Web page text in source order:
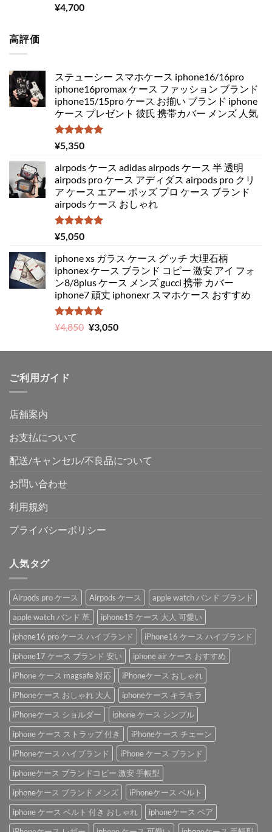
5段階中
5.00
¥4,700
高評価
ステューシー スマホケース iphone16/16pro
iphone16promax ケース ファッション ブランド
iphone15/15pro ケース お揃い ブランド iphone
ケース プレゼント 彼氏 携帯カバー メンズ 人気
5段階中
5.00
¥5,350
airpods ケース adidas airpods ケース 半 透明
airpods pro ケース アディダス airpods pro クリ
ア ケース エアー ポッズ プロ ケース ブランド
airpods ケース おしゃれ
5段階中
5.00
¥5,050
iphone xs ガラス ケース グッチ 大理石柄
iphonex ケース ブランド コピー 激安 アイ フォ
ン8/8plus ケース メンズ gucci 携帯 カバー
iphone7 頑丈 iphonexr スマホケース おすすめ
5段階中
5.00
の評価
¥4,850 元
価
¥3,050現
の
ご利用ガイド
店舗案内
お支払について
配送/キャンセル/不良品について
お問い合わせ
利用規約
プライバシーポリシー
人気タグ
Airpods pro ケース Airpods ケース
apple watch バンド ブランド
apple watch バンド 革
iphone15 ケース 大人 可愛い
iphone16 pro ケース ハイブランド
iPhone16 ケース ハイブランド
iphone17 ケース ブランド 安い
iphone air ケース おすすめ
iPhone ケース magsafe 対応
iPhoneケース おしゃれ
iPhoneケース おしゃれ 大人
iphoneケース キラキラ
iPhoneケース ショルダー
iphone ケース シンプル
iphone ケース ストラップ 付き
iPhoneケース チェーン
iPhoneケース ハイブランド
iPhone ケース ブランド
iphoneケース ブランドコピー 激安 手帳型
iphoneケース ブランド メンズ
iPhoneケース ベルト
iphone ケース ベルト 付き おしゃれ
iphoneケース ペア